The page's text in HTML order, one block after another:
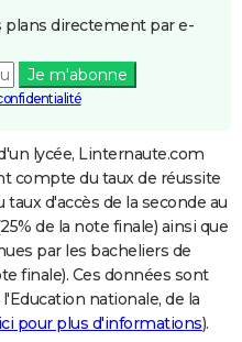
plans directement par e-
Je m'abonne
lycée, Linternaute.com
compte du taux de réussite
taux d'accès de la seconde au
de la note finale) ainsi que
par les bacheliers de
finale). Ces données sont
nationale, de la
pour plus d'informations).